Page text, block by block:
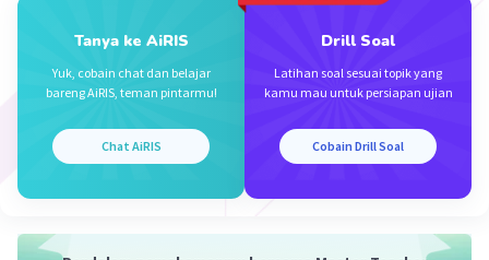
= 13,33 𝞨
Jadi hambatan pengganti dalam rangkaian
Tanya ke AiRIS
Yuk, cobain chat dan belajar
bareng AiRIS, teman pintarmu!
Chat AiRIS
Drill Soal
Latihan soal sesuai topik yang
kamu mau untuk persiapan ujian
Cobain Drill Soal